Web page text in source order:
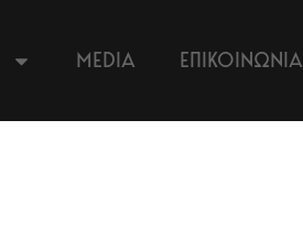
MEDIA ΕΠΙΚΟΙΝΩΝΙΑ